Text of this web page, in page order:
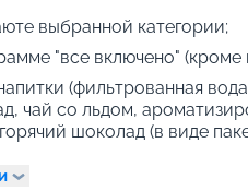
выбранной категории;
"все включено" (кроме
(фильтрованная
чай со льдом,
шоколад (в виде